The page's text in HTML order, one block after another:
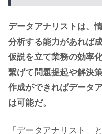
データアナリストは、
分析する能力があれば
仮説を立て業務の効率
繋げて問題提起や解決
作成ができればデータ
は可能だ。
「データアナリスト」